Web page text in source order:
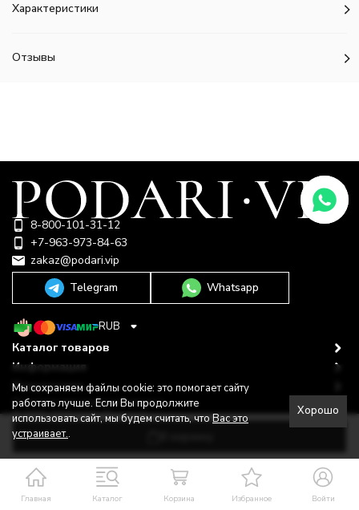
Характеристики
Отзывы
Главная Каталог Корзина Избранное Войти
8-800-101-31-12
+7-963-973-84-63
zakaz@podari.vip
Telegram
Whatsapp
RUB
Каталог товаров
Информация
Покупателю
Политика персональных данных
© 2009-2026 ООО "Подари"
Разработано в bodysite.ru
Мы сохраняем файлы cookie: это помогает сайту
работать лучше. Если Вы продолжите
использовать сайт, мы будем считать, что Вас это
устраивает..
Хорошо